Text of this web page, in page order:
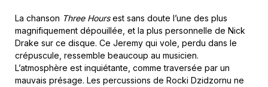
La chanson Three Hoursest sans doute l’une des plus
magnifiquement dépouillée, et la plus personnelle de Nick
Drake sur ce disque. Ce Jeremy qui vole, perdu dans le
crépuscule, ressemble beaucoup au musicien.
L’atmosphère est inquiétante, comme traversée par un
mauvais présage. Les percussions de Rocki Dzidzornu ne